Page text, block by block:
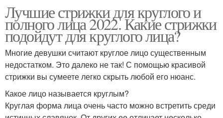
Лучшие стрижки для круглого и
полного лица 2022. Какие стрижки
подойдут для круглого лица?
Многие девушки считают круглое лицо существенным
недостатком. Это далеко не так! С помощью красивой
стрижки вы сумеете легко скрыть любой его нюанс.
Какое лицо называется круглым?
Круглая форма лица очень часто можно встретить среди